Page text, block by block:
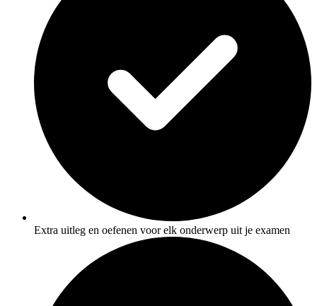
Extra uitleg en oefenen voor elk onderwerp uit je examen